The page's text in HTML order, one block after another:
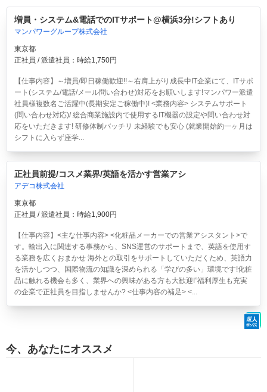
増員・システム&電話でのITサポート@横浜3分!シフトあり
マンパワーグループ株式会社
東京都
正社員 / 派遣社員：時給1,750円
【仕事内容】～増員/即日稼働歓迎!!～右肩上がり成長中IT企業にて、ITサポ
ート(システム/電話/メール問い合わせ)対応をお願いします!マンパワー派遣
社員様複数名ご活躍中(長期安定ご稼働中)! <業務内容> システムサポート
(問い合わせ対応)/ 総合商業施設内で使用するIT機器の設定や問い合わせ対
応をいただきます! 研修体制バッチリ 未経験でも安心 (就業開始約一ヶ月は
シフトに入らず座学...
正社員前提/コスメ業界/英語を活かす営業アシ
アデコ株式会社
東京都
正社員 / 派遣社員：時給1,900円
【仕事内容】<主な仕事内容> <化粧品メーカーでの営業アシスタント>で
す。輸出入に関連する事務から、SNS運営のサポートまで、英語を使用す
る業務を広くおまかせ 海外との取引をサポートしていただくため、英語力
を活かしつつ、国際物流の知識を深められる「学びの多い」環境です!化粧
品に触れる機会も多く、業界への興味がある方も大歓迎!”福利厚生も充実
の企業で正社員を目指しませんか? <仕事内容の補足> <...
今、あなたにオススメ